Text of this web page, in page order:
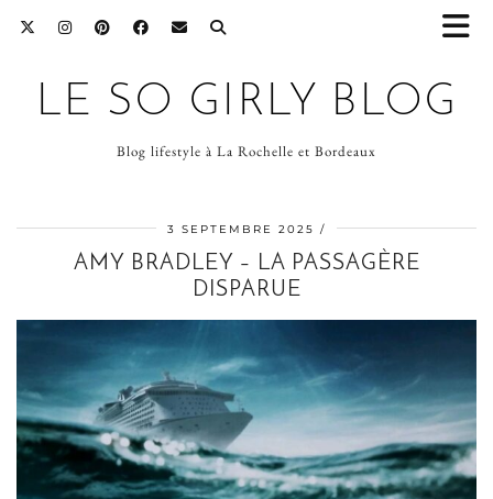
LE SO GIRLY BLOG
Blog lifestyle à La Rochelle et Bordeaux
3 SEPTEMBRE 2025
AMY BRADLEY – LA PASSAGÈRE
DISPARUE